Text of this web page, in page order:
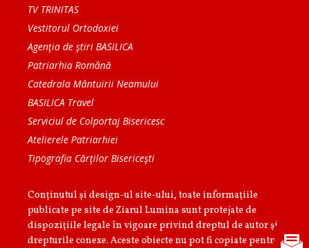
TV TRINITAS
Vestitorul Ortodoxiei
Agenţia de ştiri BASILICA
Patriarhia Română
Catedrala Mântuirii Neamului
BASILICA Travel
Serviciul de Colportaj Bisericesc
Atelierele Patriarhiei
Tipografia Cărţilor Bisericeşti
Conținutul și design-ul site-ului, toate informaţiile
publicate pe site de Ziarul Lumina sunt protejate de
dispoziţiile legale în vigoare privind dreptul de autor şi
drepturile conexe. Aceste obiecte nu pot fi copiate pentru